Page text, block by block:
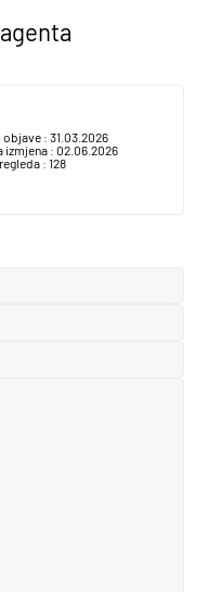
objave : 31.03.2026
izmjena : 02.06.2026
: 128